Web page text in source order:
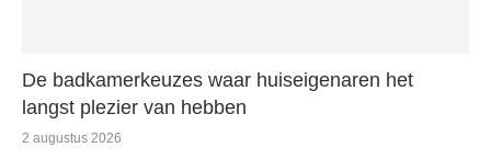
De badkamerkeuzes waar huiseigenaren het
langst plezier van hebben
2 augustus 2026